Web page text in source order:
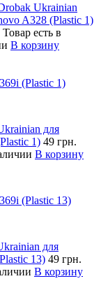
Ukrainian
A328 (Plastic 1)
Товар есть в
В корзину
(Plastic 1)
для
1) 49 грн.
В корзину
(Plastic 13)
для
13) 49 грн.
В корзину